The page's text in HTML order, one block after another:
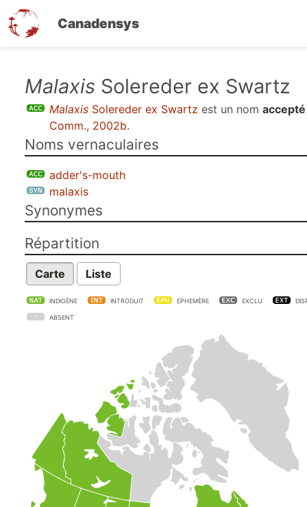
Canadensys
contenu
Malaxis Solereder ex Swartz
Malaxis Solereder ex Swartz est un nom
Comm., 2002b.
Noms vernaculaires
adder's-mouth
malaxis
Synonymes
Répartition
Carte Liste
INDIGÈNE INTRODUIT EPHEMÈRE EXCLU
ABSENT